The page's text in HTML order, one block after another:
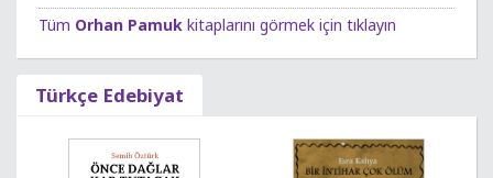
Tüm Orhan Pamuk kitaplarını görmek için tıklayın
Türkçe Edebiyat